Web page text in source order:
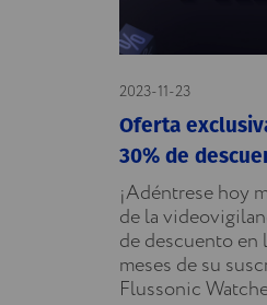
2023-11-23
Oferta
30% de
¡Adéntrese hoy
de la
de descuento en
meses de su
Flussonic